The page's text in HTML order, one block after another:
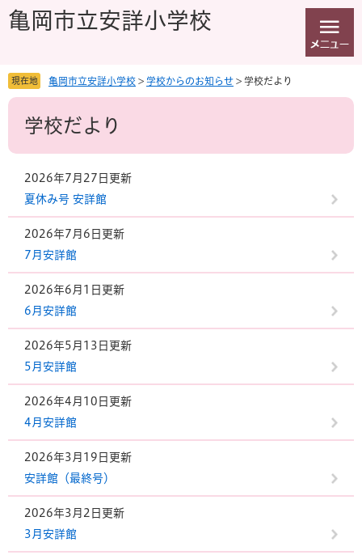
先
を
亀岡市立安詳小学校
現在地 亀岡市立安詳小学校 > 学校からのお知らせ > 学校だより
本
学校だより
2026年7月27日更新
夏休み号 安詳館
2026年7月6日更新
7月安詳館
2026年6月1日更新
6月安詳館
2026年5月13日更新
5月安詳館
2026年4月10日更新
4月安詳館
2026年3月19日更新
安詳館（最終号）
2026年3月2日更新
3月安詳館